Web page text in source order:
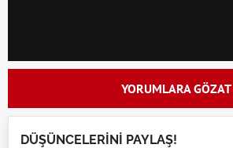
YORUMLARA GÖZAT
DÜŞÜNCELERİNİ PAYLAŞ!